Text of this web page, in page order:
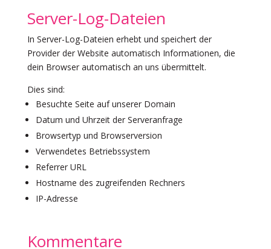
Server-Log-Dateien
In Server-Log-Dateien erhebt und speichert der
Provider der Website automatisch Informationen, die
dein Browser automatisch an uns übermittelt.
Dies sind:
Besuchte Seite auf unserer Domain
Datum und Uhrzeit der Serveranfrage
Browsertyp und Browserversion
Verwendetes Betriebssystem
Referrer URL
Hostname des zugreifenden Rechners
IP-Adresse
Kommentare